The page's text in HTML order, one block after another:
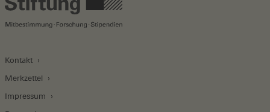
Kontakt
Merkzettel
Impressum